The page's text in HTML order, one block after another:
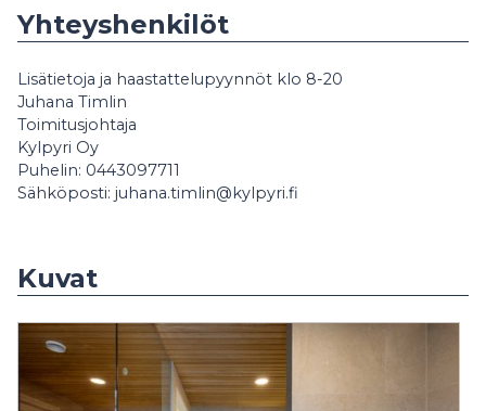
Yhteyshenkilöt
Lisätietoja ja haastattelupyynnöt klo 8-20
Juhana Timlin
Toimitusjohtaja
Kylpyri Oy
Puhelin: 0443097711
Sähköposti: juhana.timlin@kylpyri.fi
Kuvat